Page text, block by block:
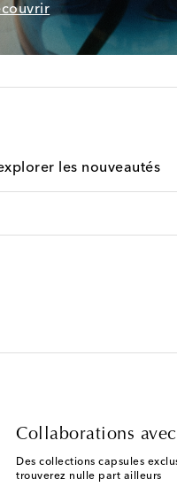
les nouveautés
Collaborations
Des collections capsules
trouverez nulle part ailleurs